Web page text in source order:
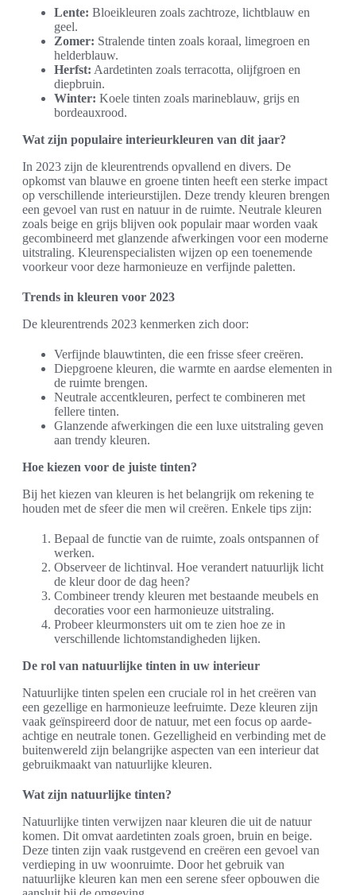
Lente: Bloeikleuren zoals zachtroze, lichtblauw en
geel.
Zomer: Stralende tinten zoals koraal, limegroen en
helderblauw.
Herfst: Aardetinten zoals terracotta, olijfgroen en
diepbruin.
Winter: Koele tinten zoals marineblauw, grijs en
bordeauxrood.
Wat zijn populaire interieurkleuren van dit jaar?
In 2023 zijn de kleurentrends opvallend en divers. De
opkomst van blauwe en groene tinten heeft een sterke impact
op verschillende interieurstijlen. Deze trendy kleuren brengen
een gevoel van rust en natuur in de ruimte. Neutrale kleuren
zoals beige en grijs blijven ook populair maar worden vaak
gecombineerd met glanzende afwerkingen voor een moderne
uitstraling. Kleurenspecialisten wijzen op een toenemende
voorkeur voor deze harmonieuze en verfijnde paletten.
Trends in kleuren voor 2023
De kleurentrends 2023 kenmerken zich door:
Verfijnde blauwtinten, die een frisse sfeer creëren.
Diepgroene kleuren, die warmte en aardse elementen in
de ruimte brengen.
Neutrale accentkleuren, perfect te combineren met
fellere tinten.
Glanzende afwerkingen die een luxe uitstraling geven
aan trendy kleuren.
Hoe kiezen voor de juiste tinten?
Bij het kiezen van kleuren is het belangrijk om rekening te
houden met de sfeer die men wil creëren. Enkele tips zijn:
Bepaal de functie van de ruimte, zoals ontspannen of
werken.
Observeer de lichtinval. Hoe verandert natuurlijk licht
de kleur door de dag heen?
Combineer trendy kleuren met bestaande meubels en
decoraties voor een harmonieuze uitstraling.
Probeer kleurmonsters uit om te zien hoe ze in
verschillende lichtomstandigheden lijken.
De rol van natuurlijke tinten in uw interieur
Natuurlijke tinten spelen een cruciale rol in het creëren van
een gezellige en harmonieuze leefruimte. Deze kleuren zijn
vaak geïnspireerd door de natuur, met een focus op aarde-
achtige en neutrale tonen. Gezelligheid en verbinding met de
buitenwereld zijn belangrijke aspecten van een interieur dat
gebruikmaakt van natuurlijke kleuren.
Wat zijn natuurlijke tinten?
Natuurlijke tinten verwijzen naar kleuren die uit de natuur
komen. Dit omvat aardetinten zoals groen, bruin en beige.
Deze tinten zijn vaak rustgevend en creëren een gevoel van
verdieping in uw woonruimte. Door het gebruik van
natuurlijke kleuren kan men een serene sfeer opbouwen die